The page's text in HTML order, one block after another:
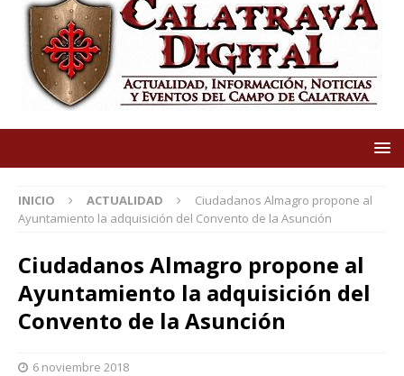
INICIO ACTUALIDAD
Ciudadanos Almagro propone al
Ayuntamiento la adquisición del Convento de la Asunción
Ciudadanos Almagro propone al
Ayuntamiento la adquisición del
Convento de la Asunción
6 noviembre 2018